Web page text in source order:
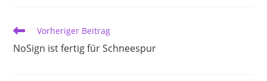
Weitere
ansehen
Vorheriger Beitrag
NoSign ist fertig für Schneespur